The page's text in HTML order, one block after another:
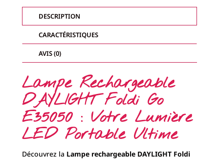
GO
E35050-DESCRIPTION
CARACTÉRISTIQUES
AVIS (0)
Lampe Rechargeable
DAYLIGHT Foldi Go
E35050 : Votre Lumière
LED Portable Ultime
Découvrez la Lampe rechargeable DAYLIGHT Foldi